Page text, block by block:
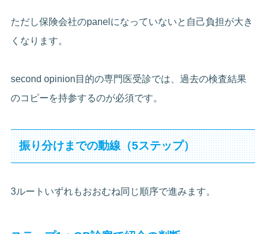
ただし保険会社のpanelになっていないと自己負担が大き
くなります。
second opinion目的の専門医受診では、過去の検査結果
のコピーを持参するのが必須です。
振り分けまでの動線（5ステップ）
3ルートいずれもおおむね同じ順序で進みます。